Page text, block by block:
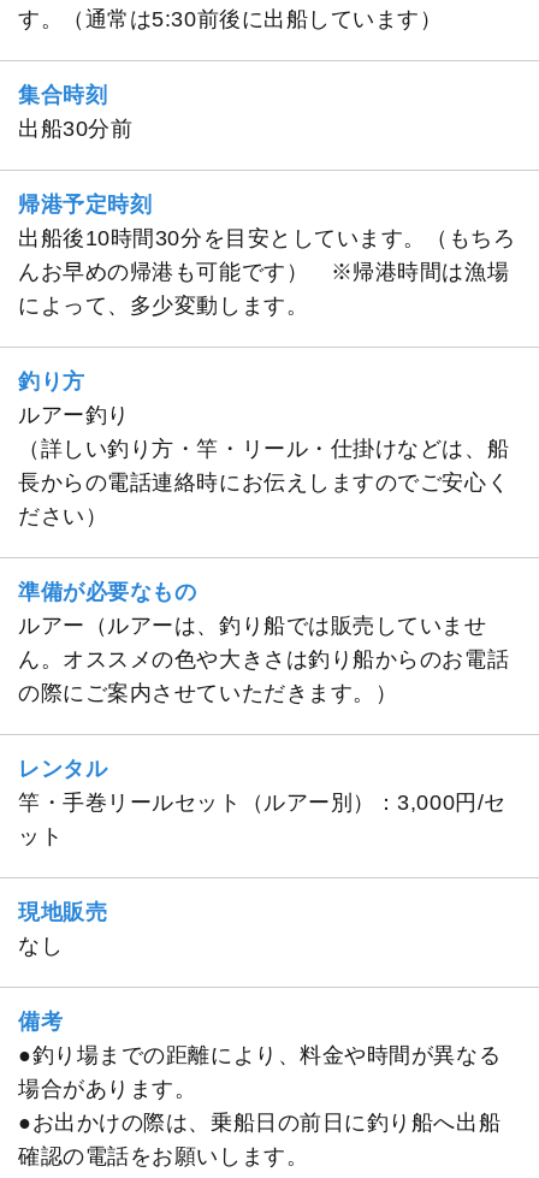
す。（通常は5:30前後に出船しています）
集合時刻
出船30分前
帰港予定時刻
出船後10時間30分を目安としています。（もちろ
んお早めの帰港も可能です） ※帰港時間は漁場
によって、多少変動します。
釣り方
ルアー釣り
（詳しい釣り方・竿・リール・仕掛けなどは、船
長からの電話連絡時にお伝えしますのでご安心く
ださい）
準備が必要なもの
ルアー（ルアーは、釣り船では販売していませ
ん。オススメの色や大きさは釣り船からのお電話
の際にご案内させていただきます。）
レンタル
竿・手巻リールセット（ルアー別）：3,000円/セ
ット
現地販売
なし
備考
●釣り場までの距離により、料金や時間が異なる
場合があります。
●お出かけの際は、乗船日の前日に釣り船へ出船
確認の電話をお願いします。